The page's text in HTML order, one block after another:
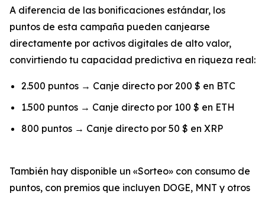
A diferencia de las bonificaciones estándar, los
puntos de esta campaña pueden canjearse
directamente por activos digitales de alto valor,
convirtiendo tu capacidad predictiva en riqueza real:
2.500 puntos → Canje directo por 200 $ en BTC
1.500 puntos → Canje directo por 100 $ en ETH
800 puntos → Canje directo por 50 $ en XRP
También hay disponible un «Sorteo» con consumo de
puntos, con premios que incluyen DOGE, MNT y otros